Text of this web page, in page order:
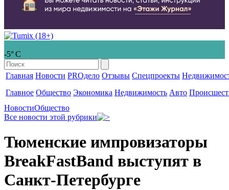
-5° С
Главная Новости PROдело Отзывы Спецпроекты
Главное Общество Экономика Недвижимость Авто
НовостиОбщество
Все новости этой рубрики
Тюменские импровизаторы
BreakFastBand выступят в
Санкт-Петербурге